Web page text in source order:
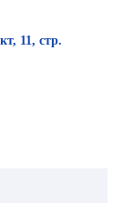
11, стр.